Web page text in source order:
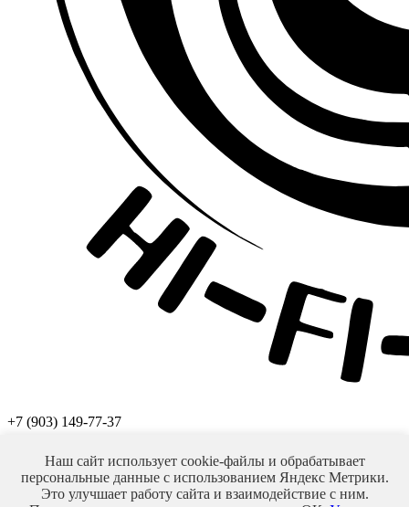
+7 (903) 149-77-37
E-mail:toporoff.den@yandex.ru
Москва, улица 2-я Владимирская, дом 5, офис 18
Наш сайт использует cookie-файлы и обрабатывает
персональные данные с использованием Яндекс Метрики.
Это улучшает работу сайта и взаимодействие с ним.